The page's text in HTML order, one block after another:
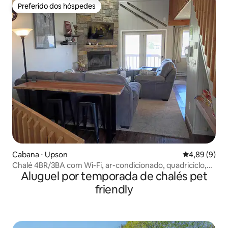
Preferido dos hóspedes
Preferido dos hóspedes
Cabana ⋅ Upson 4,89 de uma
4,89 (9)
Chalé 4BR/3BA com Wi-Fi, ar-condicionado, quadriciclo,
caminhada, esqui, caça
Aluguel por temporada de chalés pet
friendly